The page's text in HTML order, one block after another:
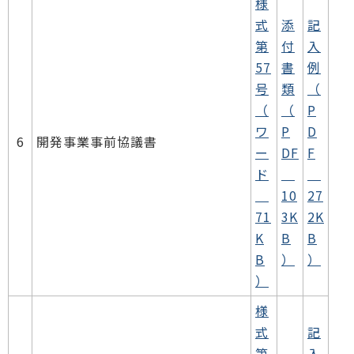
6 開発事業事前協議書
式
第
57
号
（
ワ
ー
ド
71
K
B
）
添
付
書
類
（
P
DF
10
3K
B
）
記
入
例
（
P
D
F
27
2K
B
）
様
式
記